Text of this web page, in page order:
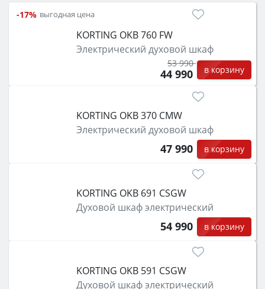
затем смотрите на объём 50–70 л для семьи,
класс энергопотребления не ниже A и нужные
функции (конвекция, гриль, самоочистка,
защита от детей).
-17% выгодная цена
KORTING OKB 760 FW
Электрический духовой шкаф
53 990
44 990 в корзину
KORTING OKB 370 CMW
Электрический духовой шкаф
47 990 в корзину
KORTING OKB 691 CSGW
Духовой шкаф электрический
54 990 в корзину
KORTING OKB 591 CSGW
Духовой шкаф электрический